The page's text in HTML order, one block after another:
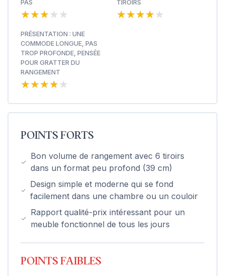
PAS
★★★★★
★★★★★
TIROIRS
★★★★★
★★★★★
PRÉSENTATION : UNE
COMMODE LONGUE, PAS
TROP PROFONDE, PENSÉE
POUR GRATTER DU
RANGEMENT
★★★★★
★★★★★
POINTS FORTS
Bon volume de rangement avec 6 tiroirs
dans un format peu profond (39 cm)
Design simple et moderne qui se fond
facilement dans une chambre ou un couloir
Rapport qualité-prix intéressant pour un
meuble fonctionnel de tous les jours
POINTS FAIBLES